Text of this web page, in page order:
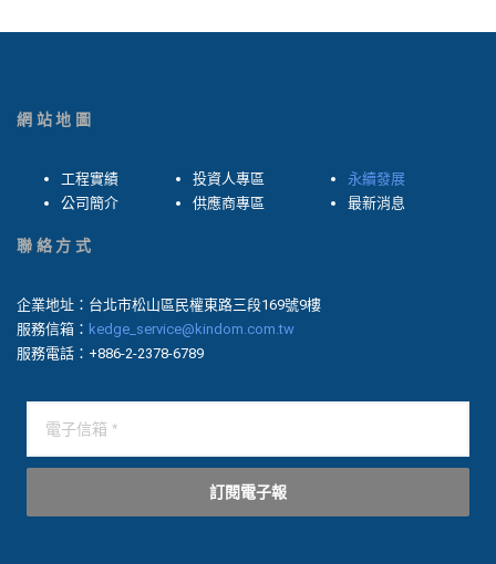
網站地圖
工程實績
公司簡介
投資人專區
供應商專區
永續發展
最新消息
聯絡方式
企業地址：台北市松山區民權東路三段169號9樓
服務信箱： kedge_service@kindom.com.tw
服務電話：+886-2-2378-6789
訂閱電子報